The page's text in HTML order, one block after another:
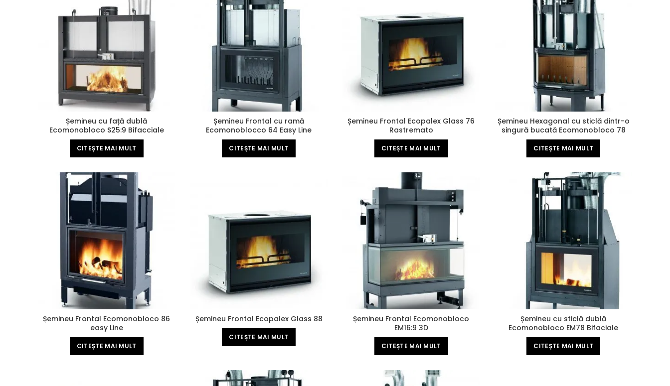
Șemineu cu față dublă
Ecomonobloco S25:9 Bifacciale
Magnofix
CITEȘTE MAI MULT
Șemineu Frontal cu ramă
Ecomonoblocco 64 Easy Line
CITEȘTE MAI MULT
Șemineu Frontal Ecopalex Glass 76
Rastremato
CITEȘTE MAI MULT
Șemineu Hexagonal cu sticlă dintr-o
singură bucată Ecomonobloco 78
V08
CITEȘTE MAI MULT
Șemineu Frontal Ecomonobloco 86
easy Line
CITEȘTE MAI MULT
Șemineu Frontal Ecopalex Glass 88
CITEȘTE MAI MULT
Șemineu Frontal Ecomonobloco
EM16:9 3D
CITEȘTE MAI MULT
Șemineu cu sticlă dublă
Ecomonobloco EM78 Bifaciale
Magnofix
CITEȘTE MAI MULT